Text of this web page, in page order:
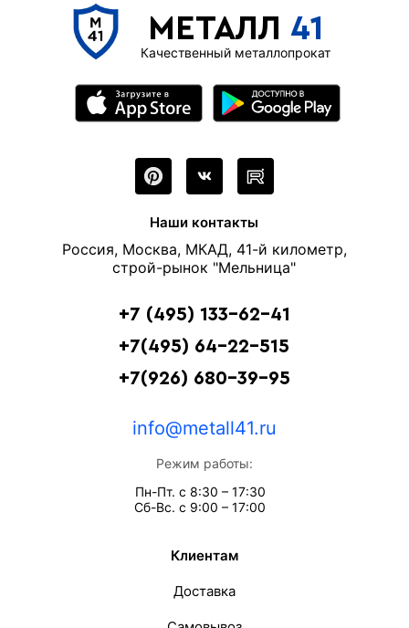
МЕТАЛЛ 41
Качественный металлопрокат
Наши контакты
Россия, Москва, МКАД, 41-й километр,
строй-рынок "Мельница"
+7 (495) 133-62-41
+7(495) 64-22-515
+7(926) 680-39-95
info@metall41.ru
Режим работы:
Пн-Пт. с 8:30 – 17:30
Сб-Вс. с 9:00 – 17:00
Клиентам
Доставка